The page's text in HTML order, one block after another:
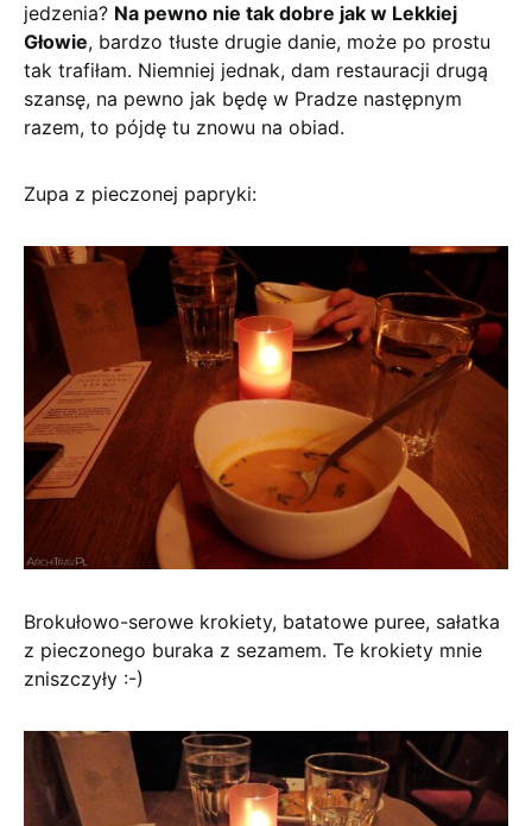
jedzenia? Na pewno nie tak dobre jak w Lekkiej
Głowie, bardzo tłuste drugie danie, może po prostu
tak trafiłam. Niemniej jednak, dam restauracji drugą
szansę, na pewno jak będę w Pradze następnym
razem, to pójdę tu znowu na obiad.
Zupa z pieczonej papryki:
Brokułowo-serowe krokiety, batatowe puree, sałatka
z pieczonego buraka z sezamem. Te krokiety mnie
zniszczyły :-)